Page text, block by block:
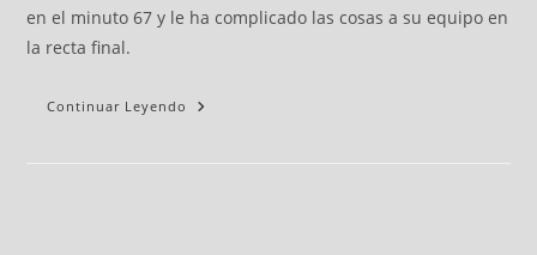
en el minuto 67 y le ha complicado las cosas a su equipo en
la recta final.
Continuar Leyendo